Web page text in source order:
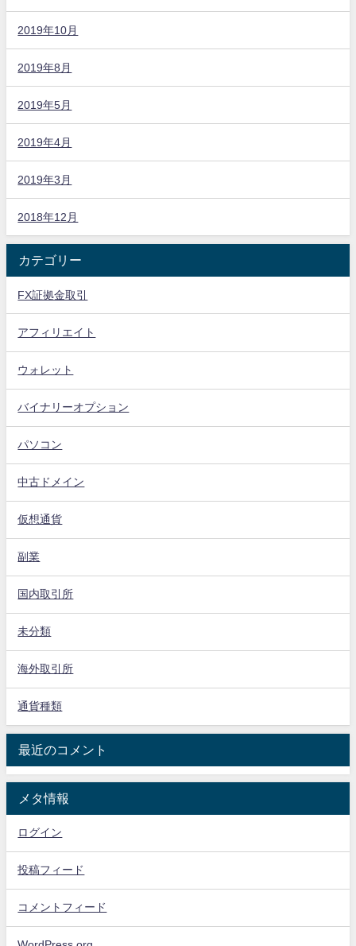
2019年10月
2019年8月
2019年5月
2019年4月
2019年3月
2018年12月
カテゴリー
FX証拠金取引
アフィリエイト
ウォレット
バイナリーオプション
パソコン
中古ドメイン
仮想通貨
副業
国内取引所
未分類
海外取引所
通貨種類
最近のコメント
メタ情報
ログイン
投稿フィード
コメントフィード